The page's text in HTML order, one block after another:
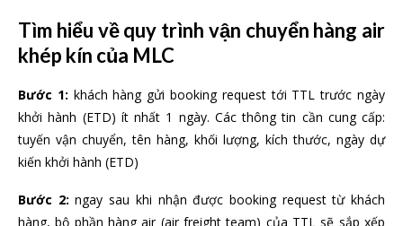
Tìm hiểu về quy trình vận chuyển hàng air
khép kín của MLC
Bước 1: khách hàng gửi booking request tới TTL trước ngày
khởi hành (ETD) ít nhất 1 ngày. Các thông tin cần cung cấp:
tuyến vận chuyển, tên hàng, khối lượng, kích thước, ngày dự
kiến khởi hành (ETD)
Bước 2: ngay sau khi nhận được booking request từ khách
hàng, bộ phần hàng air (air freight team) của TTL sẽ sắp xếp